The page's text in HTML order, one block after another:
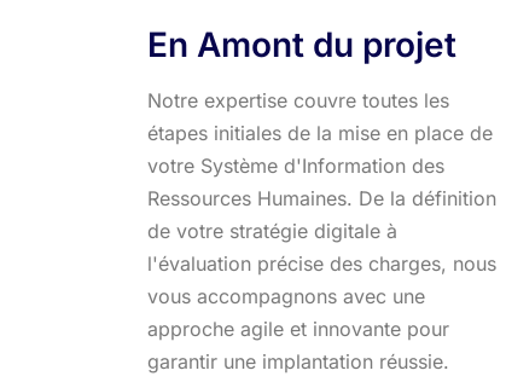
En Amont du projet
Notre expertise couvre toutes les
étapes initiales de la mise en place de
votre Système d'Information des
Ressources Humaines. De la définition
de votre stratégie digitale à
l'évaluation précise des charges, nous
vous accompagnons avec une
approche agile et innovante pour
garantir une implantation réussie.